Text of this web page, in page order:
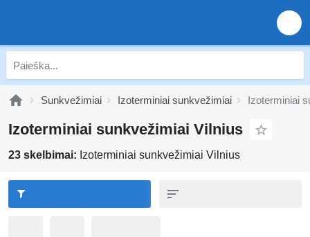
Sunkvežimiai Izoterminiai sunkvežimiai Izoterminiai
Izoterminiai sunkvežimiai Vilnius
23 skelbimai: Izoterminiai sunkvežimiai Vilnius